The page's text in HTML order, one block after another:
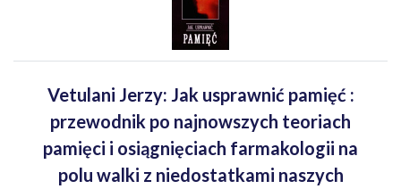
Vetulani Jerzy: Jak usprawnić pamięć :
przewodnik po najnowszych teoriach
pamięci i osiągnięciach farmakologii na
polu walki z niedostatkami naszych